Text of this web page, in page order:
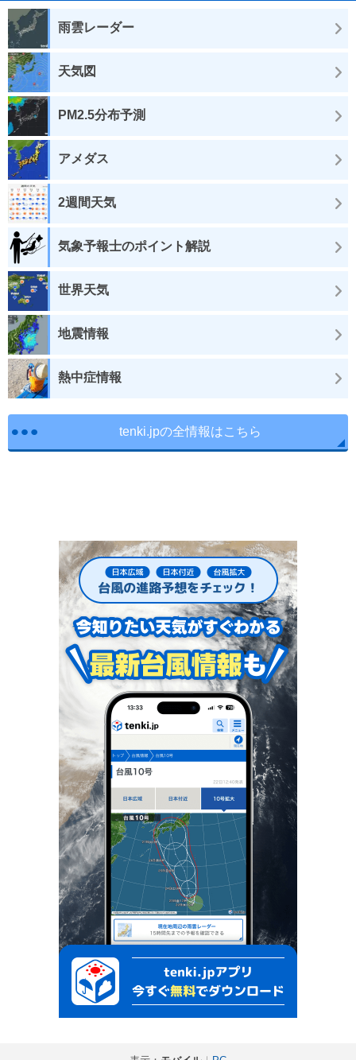
雨雲レーダー
天気図
PM2.5分布予測
アメダス
2週間天気
気象予報士のポイント解説
世界天気
地震情報
熱中症情報
tenki.jpの全情報はこちら